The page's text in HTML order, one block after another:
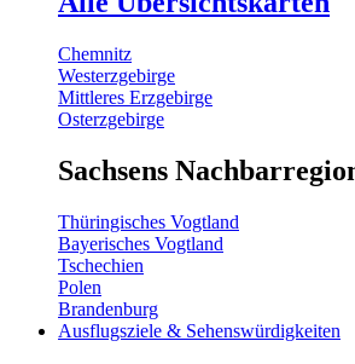
Chemnitz
Westerzgebirge
Mittleres Erzgebirge
Osterzgebirge
Sachsens
Thüringisches Vogtland
Bayerisches Vogtland
Tschechien
Polen
Brandenburg
Ausflugsziele & Sehenswürdigkeiten